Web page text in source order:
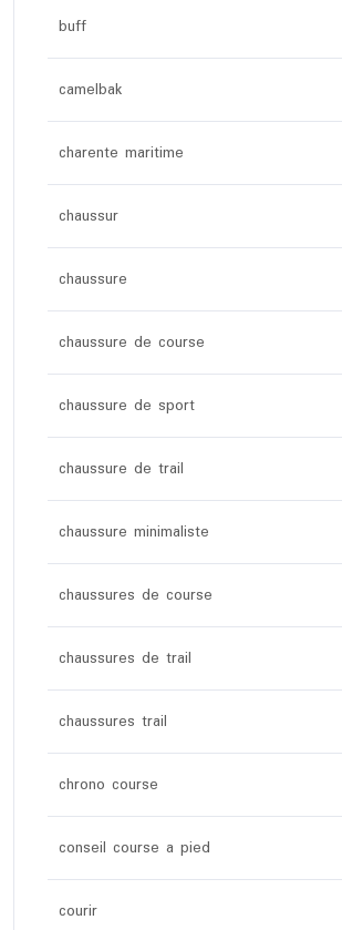
buff
camelbak
charente maritime
chaussur
chaussure
chaussure de course
chaussure de sport
chaussure de trail
chaussure minimaliste
chaussures de course
chaussures de trail
chaussures trail
chrono course
conseil course a pied
courir